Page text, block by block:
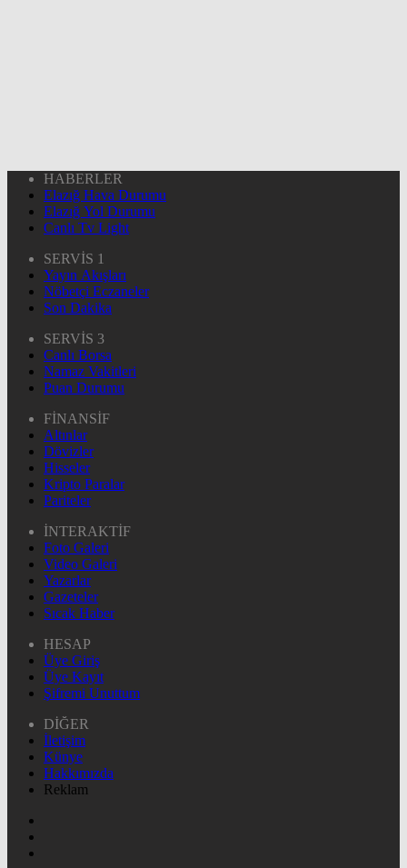
HABERLER
Elazığ Hava Durumu
Elazığ Yol Durumu
Canlı Tv Light
SERVİS 1
Yayın Akışları
Nöbetçi Eczaneler
Son Dakika
SERVİS 3
Canlı Borsa
Namaz Vakitleri
Puan Durumu
FİNANSİF
Altınlar
Dövizler
Hisseler
Kripto Paralar
Pariteler
İNTERAKTİF
Foto Galeri
Video Galeri
Yazarlar
Gazeteler
Sıcak Haber
HESAP
Üye Giriş
Üye Kayıt
Şifremi Unuttum
DİĞER
İletişim
Künye
Hakkımızda
Reklam